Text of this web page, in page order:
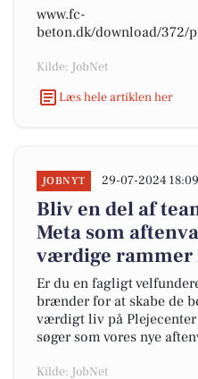
www.fc-
beton.dk/download/372/
Kilde: JobNet
Læs hele artiklen her
JOBNYT 29-07-2024 18:09
Bliv en del af
Meta som
værdige rammer
Er du en fagligt
brænder for at skabe de
værdigt liv på Plejecenter
søger som vores nye
Kilde: JobNet